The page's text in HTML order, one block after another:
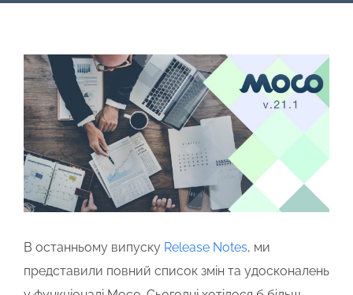
View
Larger
Image
В останньому випуску Release Notes, ми
представили повний список змін та удосконалень